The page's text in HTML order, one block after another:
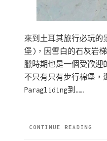
來到土耳其旅行必玩的
堡)，因雪白的石灰岩
臘時期也是一個受歡迎
不只有只有步行棉堡，
Paragliding到……
CONTINUE READING